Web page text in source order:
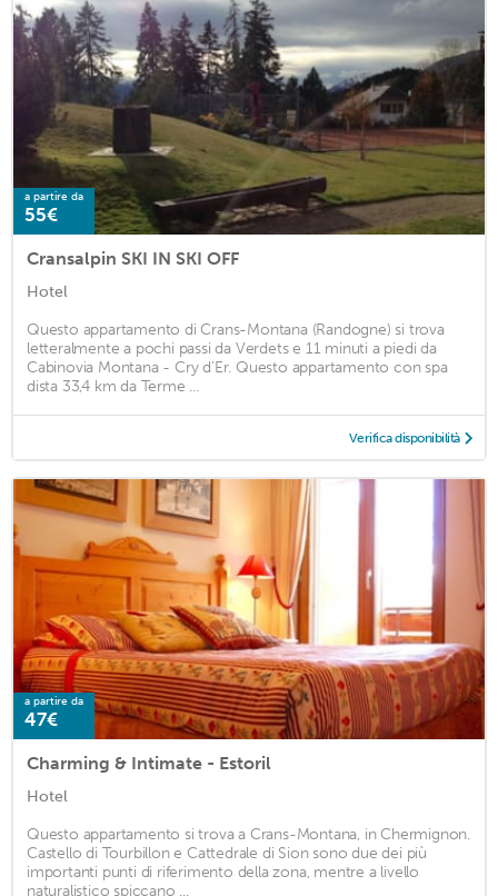
a partire da
55€
Cransalpin SKI IN SKI OFF
Hotel
Questo appartamento di Crans-Montana (Randogne) si trova
letteralmente a pochi passi da Verdets e 11 minuti a piedi da
Cabinovia Montana - Cry d'Er. Questo appartamento con spa
dista 33,4 km da Terme ...
Verifica disponibilità
a partire da
47€
Charming & Intimate - Estoril
Hotel
Questo appartamento si trova a Crans-Montana, in Chermignon.
Castello di Tourbillon e Cattedrale di Sion sono due dei più
importanti punti di riferimento della zona, mentre a livello
naturalistico spiccano ...